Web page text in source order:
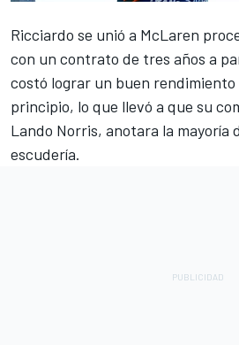
Ricciardo se unió a McLaren
con un contrato de tres años a
costó lograr un buen rendimiento
principio, lo que llevó a que su
Lando Norris, anotara la mayoría
escudería.